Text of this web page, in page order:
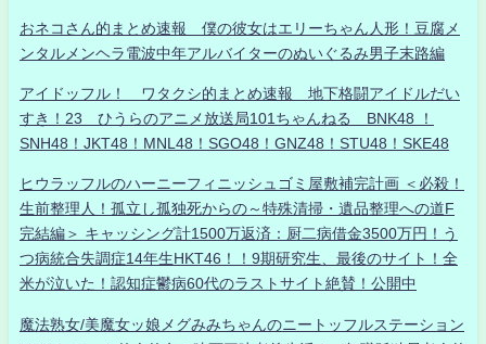
おネコさん的まとめ速報 僕の彼女はエリーちゃん人形！豆腐メ
ンタルメンヘラ電波中年アルバイターのぬいぐるみ男子末路編
アイドッフル！ ワタクシ的まとめ速報 地下格闘アイドルだい
すき！23 ひうらのアニメ放送局101ちゃんねる BNK48 ！
SNH48！JKT48！MNL48！SGO48！GNZ48！STU48！SKE48
ヒウラッフルのハーニーフィニッシュゴミ屋敷補完計画 ＜必殺！
生前整理人！孤立し孤独死からの～特殊清掃・遺品整理への道F
完結編＞ キャッシング計1500万返済：厨二病借金3500万円！う
つ病統合失調症14年生HKT46！！9期研究生、最後のサイト！全
米が泣いた！認知症鬱病60代のラストサイト絶賛！公開中
魔法熟女/美魔女ッ娘メグみみちゃんのニートッフルステーション